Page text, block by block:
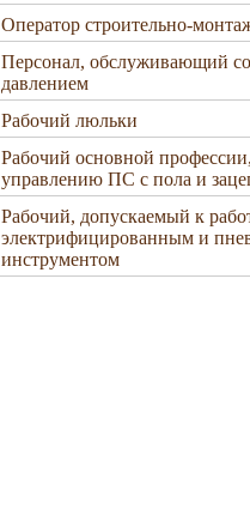
Оператор строительно-
Персонал, обслуживающий
давлением
Рабочий люльки
Рабочий основной
управлению ПС с пола и
Рабочий, допускаемый к
электрифицированным и
инструментом